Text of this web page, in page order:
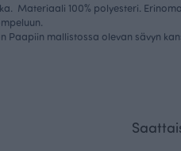
Materiaali 100% polyesteri.
Paapiin mallistossa olevan sävyn